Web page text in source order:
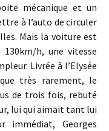
mécanique et un
à l’auto de circuler
Mais la voiture est
h, une vitesse
Livrée à l’Elysée
très rarement, le
de trois fois, rebuté
lui qui aimait tant lui
immédiat, Georges